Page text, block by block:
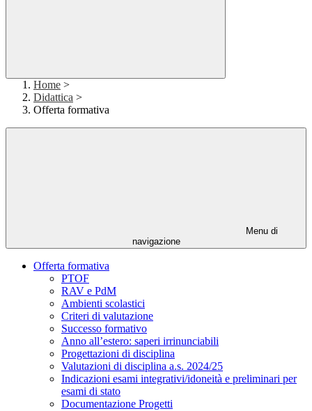
Home >
Didattica >
Offerta formativa
Menu di
navigazione
Offerta formativa
PTOF
RAV e PdM
Ambienti scolastici
Criteri di valutazione
Successo formativo
Anno all’estero: saperi irrinunciabili
Progettazioni di disciplina
Valutazioni di disciplina a.s. 2024/25
Indicazioni esami integrativi/idoneità e preliminari per
esami di stato
Documentazione Progetti